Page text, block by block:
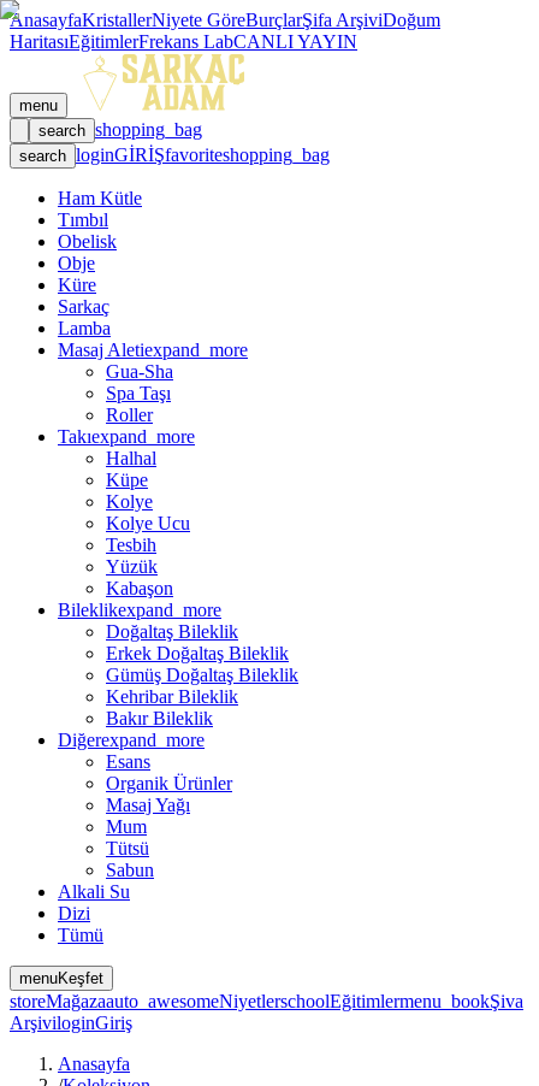
AnasayfaKristallerNiyete GöreBurçlarŞifa ArşiviDoğum
HaritasıEğitimlerFrekans LabCANLI YAYIN
menu
search shopping_bag
search loginGİRİŞfavoriteshopping_bag
Ham Kütle
Tımbıl
Obelisk
Obje
Küre
Sarkaç
Lamba
Masaj Aletiexpand_more
Gua-Sha
Spa Taşı
Roller
Takıexpand_more
Halhal
Küpe
Kolye
Kolye Ucu
Tesbih
Yüzük
Kabaşon
Bileklikexpand_more
Doğaltaş Bileklik
Erkek Doğaltaş Bileklik
Gümüş Doğaltaş Bileklik
Kehribar Bileklik
Bakır Bileklik
Diğerexpand_more
Esans
Organik Ürünler
Masaj Yağı
Mum
Tütsü
Sabun
Alkali Su
Dizi
Tümü
menuKeşfet
storeMağazaauto_awesomeNiyetlerschoolEğitimlermenu_bookŞiva
ArşiviloginGiriş
Anasayfa